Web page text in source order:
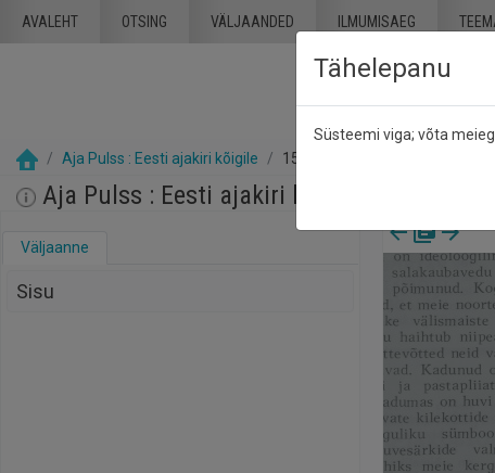
AVALEHT OTSING VÄLJAANDED ILMUMISAEG
Aja Pulss : Eesti ajakiri kõigile 15 veebruar 1985
Aja Pulss : Eesti ajakiri kõigile, nr. 4, 15
Väljaanne
Sisu
Tähelepanu
Süsteemi viga; võta